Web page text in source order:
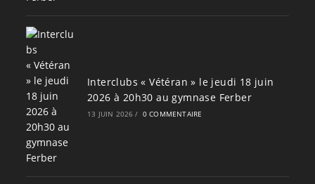
Interclubs « Vétéran » le jeudi 18 juin
2026 à 20h30 au gymnase Ferber
13 JUIN 2026 / 0 COMMENTAIRE